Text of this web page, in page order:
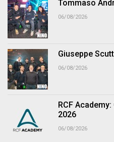
Tommaso
06/08/2026
Giuseppe
06/08/2026
RCF
2026
06/08/2026